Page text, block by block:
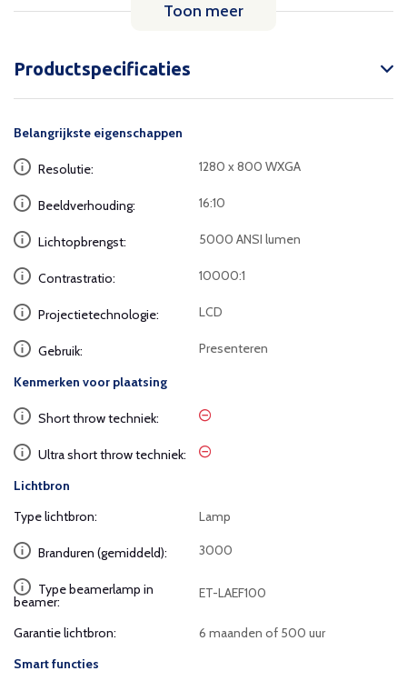
Toon meer
Productspecificaties
Belangrijkste eigenschappen
Resolutie: 1280 x 800 WXGA
Beeldverhouding: 16:10
Lichtopbrengst: 5000 ANSI lumen
Contrastratio: 10000:1
Projectietechnologie: LCD
Gebruik: Presenteren
Kenmerken voor plaatsing
Short throw techniek:
Ultra short throw techniek:
Lichtbron
Type lichtbron:
Lamp
Branduren (gemiddeld): 3000
Type beamerlamp in
beamer:
ET-LAEF100
Garantie lichtbron:
6 maanden of 500 uur
Smart functies